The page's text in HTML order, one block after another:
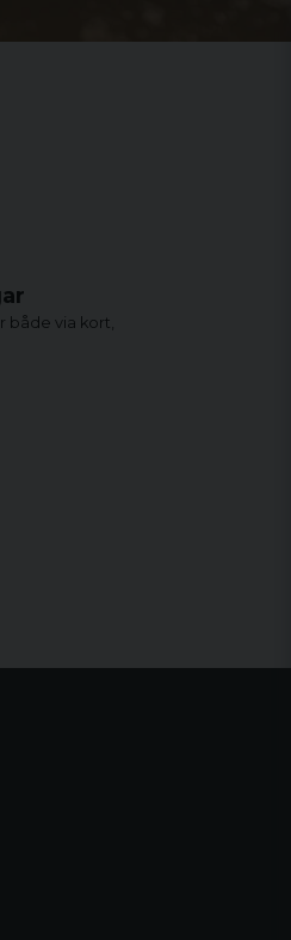
både via kort,
i både
rätt bland alla